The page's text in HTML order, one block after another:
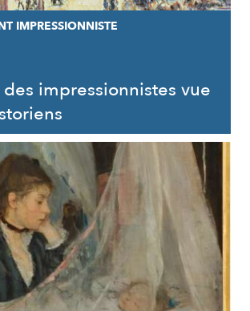
IMPRESSIONNISTE
des impressionnistes vue